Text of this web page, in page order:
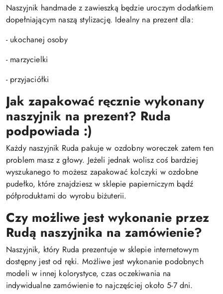
Naszyjnik handmade z zawieszką będzie uroczym dodatkiem
dopełniającym naszą stylizację. Idealny na prezent dla:
- ukochanej osoby
- marzycielki
- przyjaciółki
Jak zapakować ręcznie wykonany
naszyjnik na prezent? Ruda
podpowiada :)
Każdy naszyjnik Ruda pakuje w ozdobny woreczek zatem ten
problem masz z głowy. Jeżeli jednak wolisz coś bardziej
wyszukanego to możesz zapakować kolczyki w ozdobne
pudełko, które znajdziesz w sklepie papierniczym bądź
półproduktami do wyrobu biżuterii.
Czy możliwe jest wykonanie przez
Rudą naszyjnika na zamówienie?
Naszyjnik, który Ruda prezentuje w sklepie internetowym
dostępny jest od ręki. Możliwe jest wykonanie podobnych
modeli w innej kolorystyce, czas oczekiwania na
indywidualne zamówienie to najczęściej około 5-7 dni.